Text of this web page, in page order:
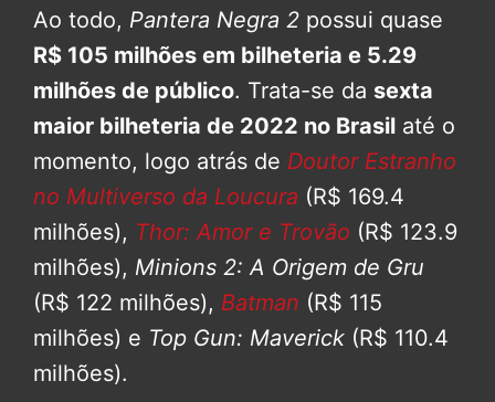
Ao todo, Pantera Negra 2 possui quase
R$ 105 milhões em bilheteria e 5.29
milhões de público. Trata-se da sexta
maior bilheteria de 2022 no Brasil até o
momento, logo atrás de Doutor Estranho
no Multiverso da Loucura (R$ 169.4
milhões), Thor: Amor e Trovão (R$ 123.9
milhões), Minions 2: A Origem de Gru
(R$ 122 milhões), Batman (R$ 115
milhões) e Top Gun: Maverick (R$ 110.4
milhões).